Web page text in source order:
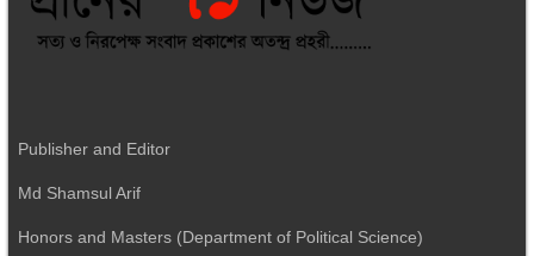
Publisher and Editor
Md Shamsul Arif
Honors and Masters (Department of Political Science)